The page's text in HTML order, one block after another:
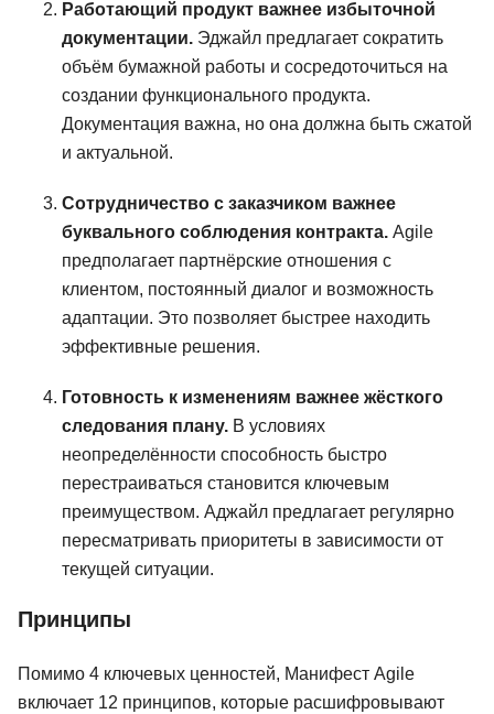
Работающий продукт важнее избыточной
документации. Эджайл предлагает сократить
объём бумажной работы и сосредоточиться на
создании функционального продукта.
Документация важна, но она должна быть сжатой
и актуальной.
Сотрудничество с заказчиком важнее
буквального соблюдения контракта. Agile
предполагает партнёрские отношения с
клиентом, постоянный диалог и возможность
адаптации. Это позволяет быстрее находить
эффективные решения.
Готовность к изменениям важнее жёсткого
следования плану. В условиях
неопределённости способность быстро
перестраиваться становится ключевым
преимуществом. Аджайл предлагает регулярно
пересматривать приоритеты в зависимости от
текущей ситуации.
Принципы
Помимо 4 ключевых ценностей, Манифест Agile
включает 12 принципов, которые расшифровывают